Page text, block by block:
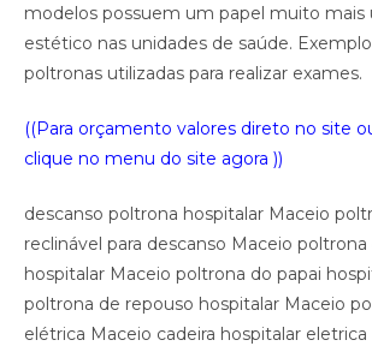
modelos possuem um papel muito mais
estético nas unidades de saúde.
poltronas utilizadas para realizar exames.
((Para orçamento valores direto no site
clique no menu do site agora ))
descanso poltrona hospitalar Maceio
reclinável para descanso Maceio poltrona
hospitalar Maceio poltrona do papai
poltrona de repouso hospitalar Maceio
elétrica Maceio cadeira hospitalar eletrica